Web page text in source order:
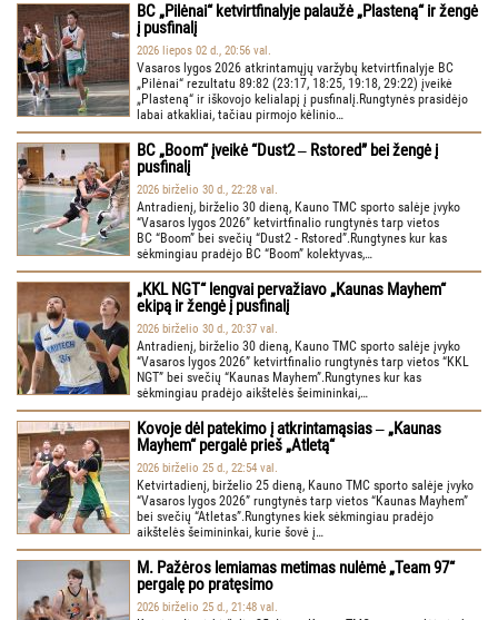
BC „Pilėnai“ ketvirtfinalyje palaužė „Plasteną“ ir žengė
į pusfinalį
2026 liepos 02 d., 20:56 val.
Vasaros lygos 2026 atkrintamųjų varžybų ketvirtfinalyje BC
„Pilėnai“ rezultatu 89:82 (23:17, 18:25, 19:18, 29:22) įveikė
„Plasteną“ ir iškovojo kelialapį į pusfinalį.Rungtynės prasidėjo
labai atkakliai, tačiau pirmojo kėlinio…
BC „Boom“ įveikė “Dust2 ‒ Rstored” bei žengė į
pusfinalį
2026 birželio 30 d., 22:28 val.
Antradienį, birželio 30 dieną, Kauno TMC sporto salėje įvyko
“Vasaros lygos 2026” ketvirtfinalio rungtynės tarp vietos
BC “Boom” bei svečių “Dust2 - Rstored”.Rungtynes kur kas
sėkmingiau pradėjo BC “Boom” kolektyvas,…
„KKL NGT“ lengvai pervažiavo „Kaunas Mayhem“
ekipą ir žengė į pusfinalį
2026 birželio 30 d., 20:37 val.
Antradienį, birželio 30 dieną, Kauno TMC sporto salėje įvyko
“Vasaros lygos 2026” ketvirtfinalio rungtynės tarp vietos “KKL
NGT” bei svečių “Kaunas Mayhem”.Rungtynes kur kas
sėkmingiau pradėjo aikštelės šeimininkai,…
Kovoje dėl patekimo į atkrintamąsias ‒ „Kaunas
Mayhem“ pergalė prieš „Atletą“
2026 birželio 25 d., 22:54 val.
Ketvirtadienį, birželio 25 dieną, Kauno TMC sporto salėje įvyko
“Vasaros lygos 2026” rungtynės tarp vietos “Kaunas Mayhem”
bei svečių “Atletas”.Rungtynes kiek sėkmingiau pradėjo
aikštelės šeimininkai, kurie šovė į…
M. Pažėros lemiamas metimas nulėmė „Team 97“
pergalę po pratęsimo
2026 birželio 25 d., 21:48 val.